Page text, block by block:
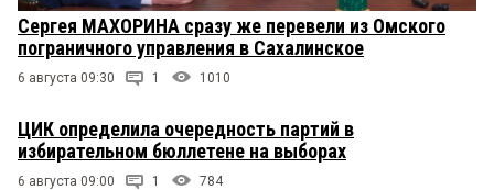
Сергея МАХОРИНА сразу же перевели из Омского
пограничного управления в Сахалинское
6 августа 09:30 1 1010
ЦИК определила очередность партий в
избирательном бюллетене на выборах
6 августа 09:00 1 784